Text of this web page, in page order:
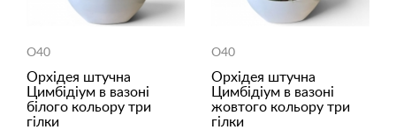
O40
Орхідея штучна
Цимбідіум в вазоні
білого кольору три
гілки
O40
Орхідея штучна
Цимбідіум в вазоні
жовтого кольору три
гілки